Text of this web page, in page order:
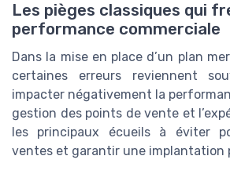
Les pièges classiques qui
performance commerciale
Dans la mise en place d’un plan
certaines erreurs reviennent
impacter négativement la
gestion des points de vente et
les principaux écueils à éviter
ventes et garantir une implantation